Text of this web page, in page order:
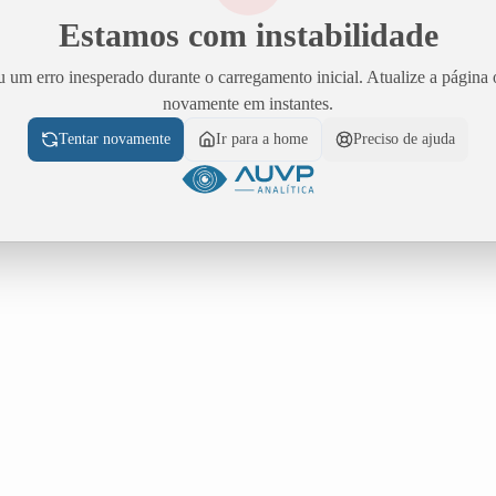
Estamos com instabilidade
um erro inesperado durante o carregamento inicial. Atualize a página
novamente em instantes.
Tentar novamente Ir para a home Preciso de ajuda